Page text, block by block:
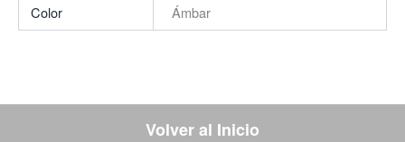
Color
Ámbar
Volver al Inicio